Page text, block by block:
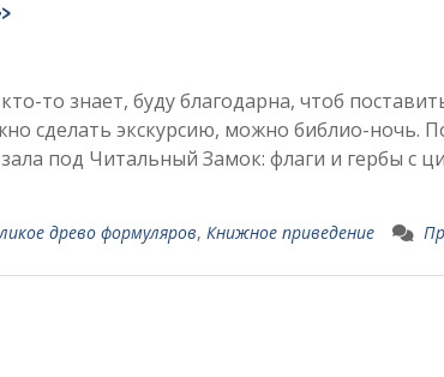
то знает, буду благодарна, чтоб
сделать экскурсию, можно библио-ночь.
под Читальный Замок: флаги и гербы с
древо формуляров, Книжное приведение